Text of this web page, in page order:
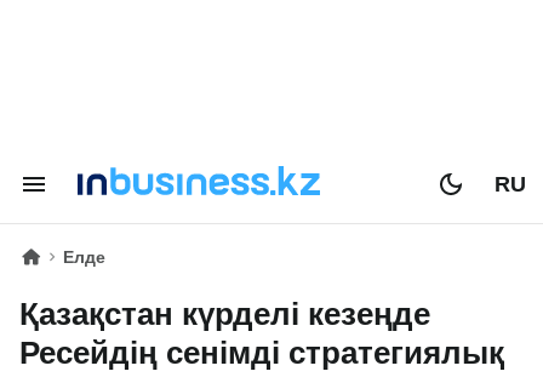
RU
Елде
Қазақстан күрделі кезеңде
Ресейдің сенімді стратегиялық